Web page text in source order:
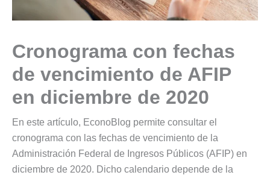
Cronograma con fechas
de vencimiento de AFIP
en diciembre de 2020
En este artículo, EconoBlog permite consultar el
cronograma con las fechas de vencimiento de la
Administración Federal de Ingresos Públicos (AFIP) en
diciembre de 2020. Dicho calendario depende de la